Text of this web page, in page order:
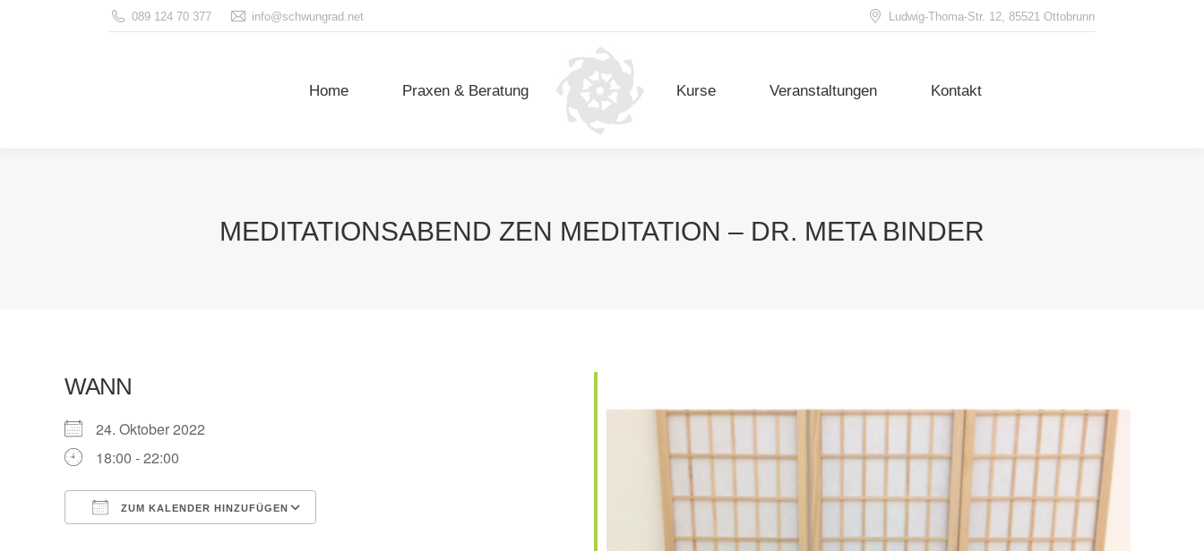
089 124 70 377 info@schwungrad.net Ludwig-Thoma-Str. 12, 85521 Ottobrunn
Home Praxen & Beratung Kurse Veranstaltungen Kontakt
MEDITATIONSABEND ZEN MEDITATION – DR. META BINDER
WANN
24. Oktober 2022
18:00 - 22:00
ZUM KALENDER HINZUFÜGEN
Office 365 Outlook Live